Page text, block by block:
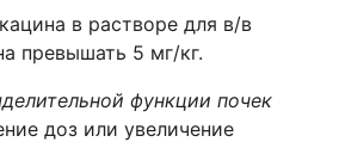
в растворе для в/в
превышать 5 мг/кг.
функции почек
доз или увеличение